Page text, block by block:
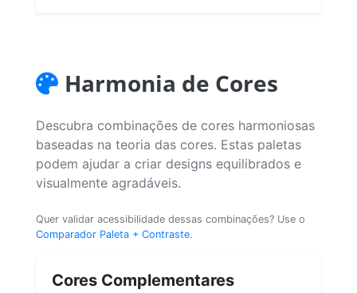
Harmonia de Cores
Descubra combinações de cores harmoniosas
baseadas na teoria das cores. Estas paletas
podem ajudar a criar designs equilibrados e
visualmente agradáveis.
Quer validar acessibilidade dessas combinações? Use o
Comparador Paleta + Contraste.
Cores Complementares